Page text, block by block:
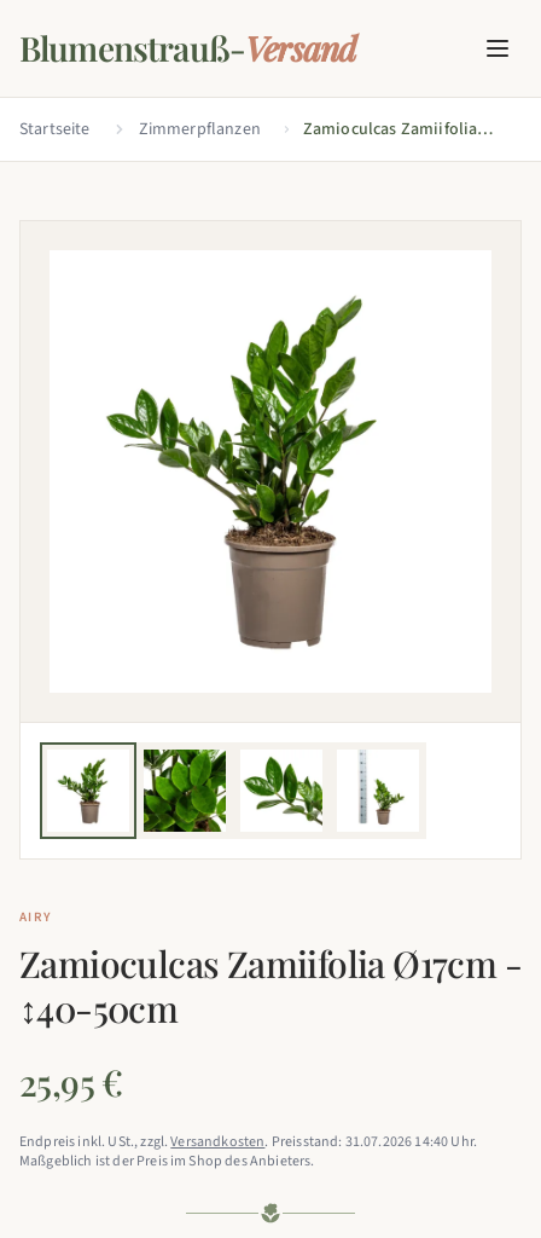
Blumenstrauß-Versand
Startseite Zimmerpflanzen
Zamioculcas Zamiifolia
AIRY
Zamioculcas Zamiifolia Ø17cm -
↕40-50cm
25,95 €
Endpreis inkl. USt., zzgl.Versandkosten. Preisstand: 31.07.2026 14:40 Uhr.
Maßgeblich ist der Preis im Shop des Anbieters.